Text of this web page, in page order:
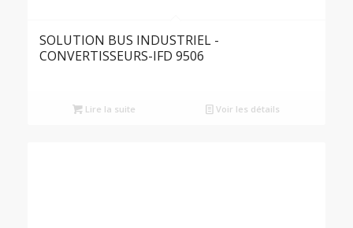
SOLUTION BUS INDUSTRIEL -
CONVERTISSEURS-IFD 9506
Lire la suite Voir les détails